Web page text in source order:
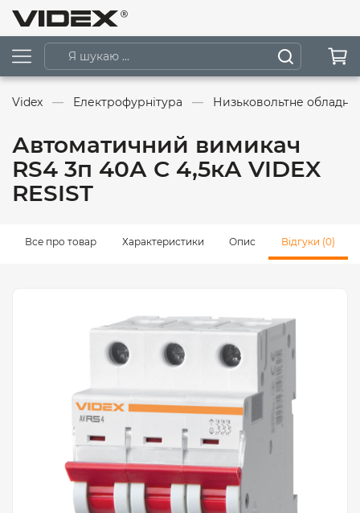
Videx Електрофурнітура Низьковольтне
Автоматичний вимикач
RS4 3п 40А С 4,5кА VIDEX
RESIST
Все про товар Характеристики Опис Відгуки (0)